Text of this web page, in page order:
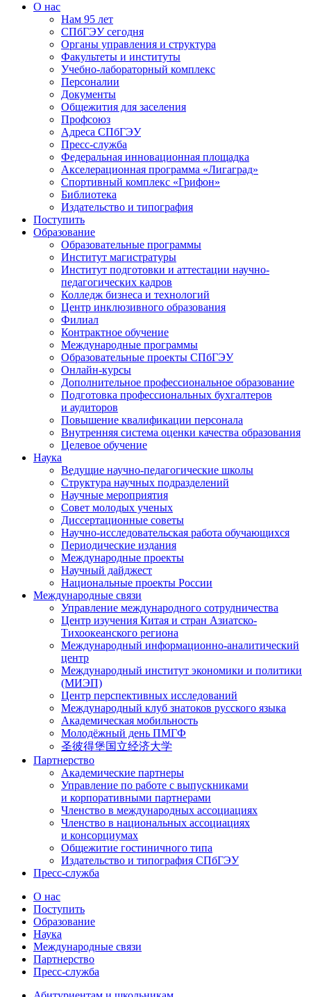
О нас
Нам 95 лет
СПбГЭУ сегодня
Органы управления и структура
Факультеты и институты
Учебно-лабораторный комплекс
Персоналии
Документы
Общежития для заселения
Профсоюз
Адреса СПбГЭУ
Пресс-служба
Федеральная инновационная площадка
Акселерационная программа «Лигаград»­­
Спортивный комплекс «Грифон»
Библиотека
Издательство и типография
Поступить
Образование
Образовательные программы
Институт магистратуры
Институт подготовки и аттестации научно-
педагогических кадров
Колледж бизнеса и технологий
Центр инклюзивного образования
Филиал
Контрактное обучение
Международные программы
Образовательные проекты СПбГЭУ
Онлайн-курсы
Дополнительное профессиональное образование
Подготовка профессиональных бухгалтеров
и аудиторов
Повышение квалификации персонала
Внутренняя система оценки качества образования
Целевое обучение
Наука
Ведущие научно-педагогические школы
Структура научных подразделений
Научные мероприятия
Совет молодых ученых
Диссертационные советы
Научно-исследовательская работа обучающихся
Периодические издания
Международные проекты
Научный дайджест
Национальные проекты России
Международные связи
Управление международного сотрудничества
Центр изучения Китая и стран Азиатско-
Тихоокеанского региона
Международный информационно-аналитический
центр
Международный институт экономики и политики
(МИЭП)
Центр перспективных исследований
Международный клуб знатоков русского языка
Академическая мобильность
Молодёжный день ПМГФ
圣彼得堡国立经济大学
Партнерство
Академические партнеры
Управление по работе с выпускниками
и корпоративными партнерами
Членство в международных ассоциациях
Членство в национальных ассоциациях
и консорциумах
Общежитие гостиничного типа
Издательство и типография СПбГЭУ
Пресс-служба
О нас
Поступить
Образование
Наука
Международные связи
Партнерство
Пресс-служба